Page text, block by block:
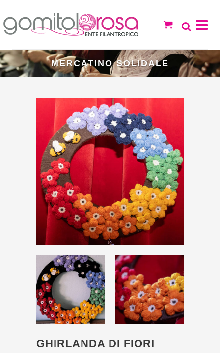
MERCATINO SOLIDALE
GHIRLANDA DI FIORI